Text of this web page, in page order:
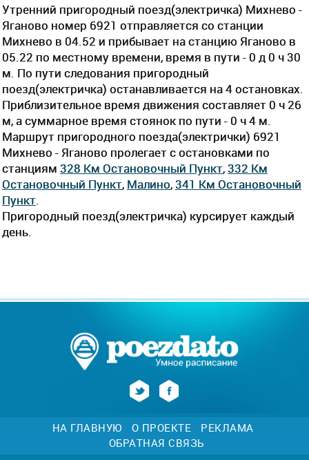
Утренний пригородный поезд(электричка) Михнево -
Яганово номер 6921 отправляется со станции
Михнево в 04.52 и прибывает на станцию Яганово в
05.22 по местному времени, время в пути - 0 д 0 ч 30
м. По пути следования пригородный
поезд(электричка) останавливается на 4 остановках.
Приблизительное время движения составляет 0 ч 26
м, а суммарное время стоянок по пути - 0 ч 4 м.
Маршрут пригородного поезда(электрички) 6921
Михнево - Яганово пролегает c остановками по
станциям 328 Км Остановочный Пункт,332 Км
Остановочный Пункт, Малино,341 Км Остановочный
Пункт
Пригородный поезд(электричка) курсирует каждый
день.
НА ГЛАВНУЮ О ПРОЕКТЕ
РЕКЛАМА
ОБРАТНАЯ СВЯЗЬ